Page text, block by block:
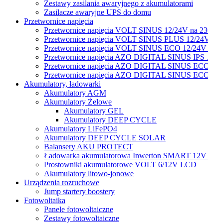
Zestawy zasilania awaryjnego z akumulatorami
Zasilacze awaryjne UPS do domu
Przetwornice napięcia
Przetwornice napięcia VOLT SINUS 12/24V na
Przetwornice napięcia VOLT SINUS PLUS 12/
Przetwornice napięcia VOLT SINUS ECO 12/
Przetwornice napięcia AZO DIGITAL SINUS IPS
Przetwornice napięcia AZO DIGITAL SINUS
Przetwornice napięcia AZO DIGITAL SINUS
Akumulatory, ładowarki
Akumulatory AGM
Akumulatory Żelowe
Akumulatory GEL
Akumulatory DEEP CYCLE
Akumulatory LiFePO4
Akumulatory DEEP CYCLE SOLAR
Balansery AKU PROTECT
Ładowarka akumulatorowa Inwerton SMART
Prostowniki akumulatorowe VOLT 6/12V LCD
Akumulatory litowo-jonowe
Urządzenia rozruchowe
Jump startery boostery
Fotowoltaika
Panele fotowoltaiczne
Zestawy fotowoltaiczne